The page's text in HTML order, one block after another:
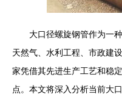
大口径螺旋钢管作为一
天然气、水利工程、市政建
家凭借其先进生产工艺和稳
点。本文将深入分析当前大